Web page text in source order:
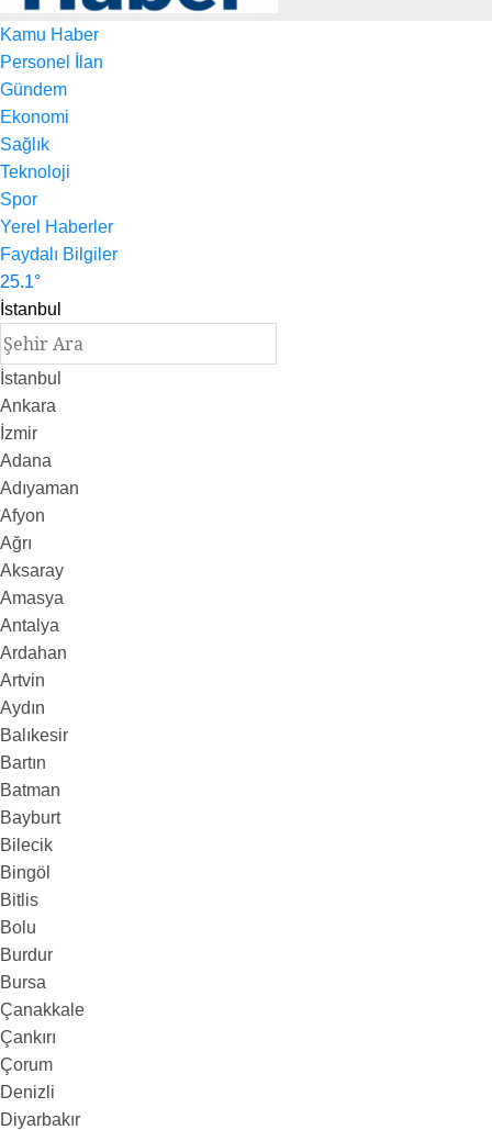
Kamu Haber
Personel İlan
Gündem
Ekonomi
Sağlık
Teknoloji
Spor
Yerel Haberler
Faydalı Bilgiler
25.1°
İstanbul
İstanbul
Ankara
İzmir
Adana
Adıyaman
Afyon
Ağrı
Aksaray
Amasya
Antalya
Ardahan
Artvin
Aydın
Balıkesir
Bartın
Batman
Bayburt
Bilecik
Bingöl
Bitlis
Bolu
Burdur
Bursa
Çanakkale
Çankırı
Çorum
Denizli
Diyarbakır